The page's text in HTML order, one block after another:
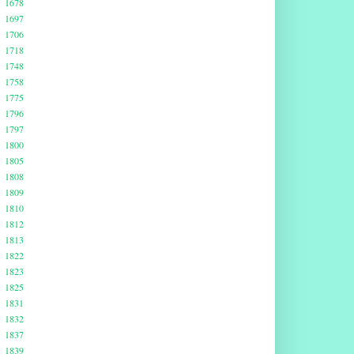
1697
1706
1718
1748
1758
1775
1796
1797
1800
1805
1808
1809
1810
1812
1813
1822
1823
1825
1831
1832
1837
1839